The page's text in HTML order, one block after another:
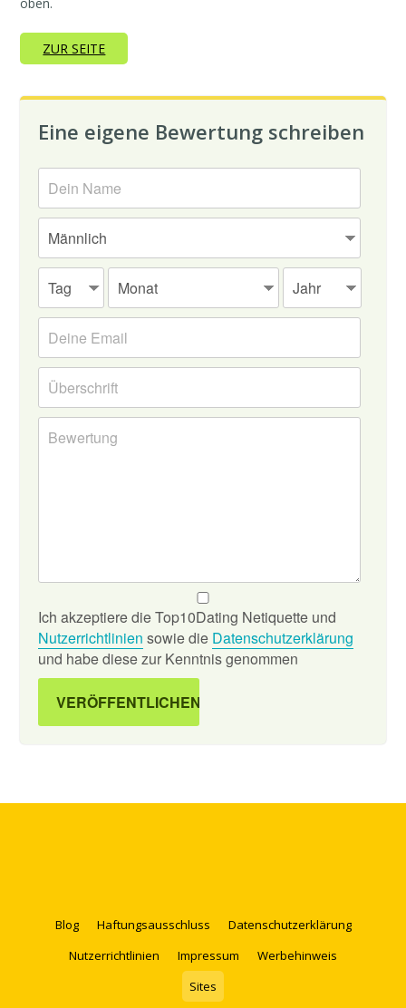
oben.
ZUR SEITE
Eine eigene Bewertung schreiben
Ich akzeptiere die Top10Dating Netiquette und
Nutzerrichtlinien sowie die Datenschutzerklärung
und habe diese zur Kenntnis genommen
Blog Haftungsausschluss
Datenschutzerklärung
Nutzerrichtlinien
Impressum
Werbehinweis
Sites